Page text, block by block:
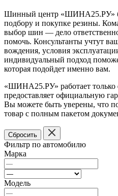
Шинный центр «ШИНА25.РУ»
подбору и покупке резины.
выбор шин — дело
помочь. Консультанты учтут
вождения, условия
индивидуальный подход
которая подойдет именно вам.
«ШИНА25.РУ» работает только
предоставляет официальную
Вы можете быть уверены, что
товар с полным пакетом
Сбросить
Фильтр по автомобилю
Марка
Модель